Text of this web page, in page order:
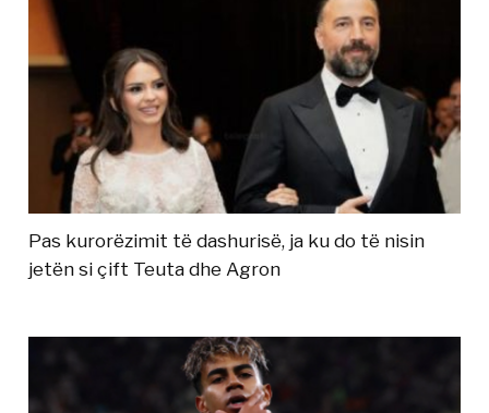
Pas kurorëzimit të dashurisë, ja ku do të nisin
jetën si çift Teuta dhe Agron